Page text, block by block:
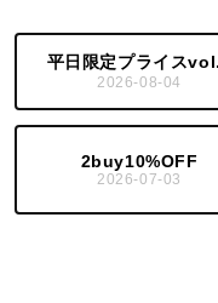
￥7,000～￥9,000
カラーからさがす
平日限定プライス
2026-08-04
2buy10%OFF
2026-07-03